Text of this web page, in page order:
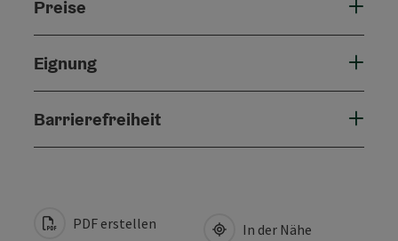
Preise
Eignung
Barrierefreiheit
PDF erstellen In der Nähe